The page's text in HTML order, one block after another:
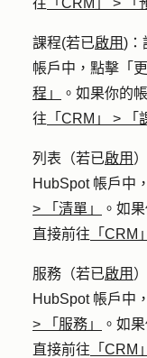
往 「CRM」 > 「
課程(若已啟用)：
帳戶中，點擊 「
程」
。如果你的
往 「CRM」 > 「
列表 （若已啟用
HubSpot 帳戶中
>
「清單」 。如
直接前往 「CRM」
服務 （若已啟用
HubSpot 帳戶中
>
「服務」 。如
直接前往 「CRM」